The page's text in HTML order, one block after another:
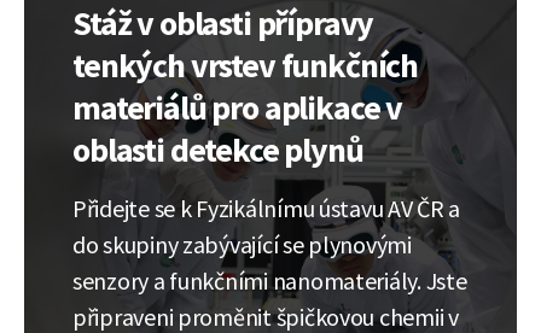
Stáž v oblasti přípravy
tenkých vrstev funkčních
materiálů pro aplikace v
oblasti detekce plynů
Přidejte se k Fyzikálnímu ústavu AV ČR a
do skupiny zabývající se plynovými
senzory a funkčními nanomateriály. Jste
připraveni proměnit špičkovou chemii v